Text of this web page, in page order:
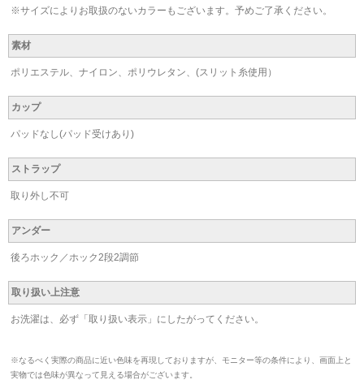
※サイズによりお取扱のないカラーもございます。予めご了承ください。
素材
ポリエステル、ナイロン、ポリウレタン、(スリット糸使用）
カップ
パッドなし(パッド受けあり)
ストラップ
取り外し不可
アンダー
後ろホック／ホック2段2調節
取り扱い上注意
お洗濯は、必ず「取り扱い表示」にしたがってください。
※なるべく実際の商品に近い色味を再現しておりますが、モニター等の条件により、画面上と
実物では色味が異なって見える場合がございます。